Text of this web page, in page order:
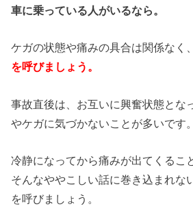
車に乗っている人がいるなら。
ケガの状態や痛みの具合は関係なく
を呼びましょう。
事故直後は、お互いに興奮状態とな
やケガに気づかないことが多いです。
冷静になってから痛みが出てくるこ
そんなややこしい話に巻き込まれな
を呼びましょう。